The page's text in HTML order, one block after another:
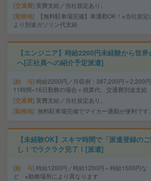
交通費 実費支給／当社規定あり。
勤務地
【無料駐車場完備】車通勤OK！※当社規定
より別途ガソリン代支給
【エンジニア】時給2200円未経験から世
へ[正社員への紹介予定派遣]
給 与 時給2200円／月収例：387,200円＝2,200
11時間×16日勤務の場合＋残業代、交通費別途支給
交通費 実費支給／当社規定あり。
勤務地 無料駐車場完備でマイカー通勤が便利です。
【未経験OK】スキマ時間で「派遣登録の
し！でラクラク完了！[派遣]
給 与 時給1200円／時給1200円～時給1500円な
ど ※勤務場所により異なります